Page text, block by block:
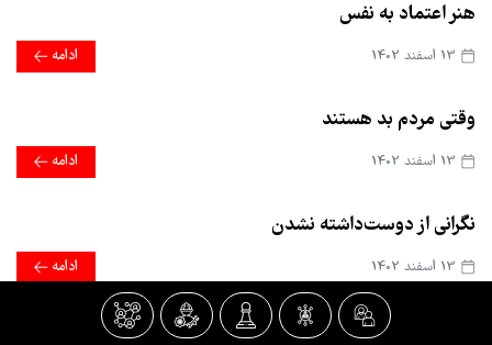
هنر اعتماد به نفس
ادامه
وقتی مردم بد هستند
ادامه
نگرانی از دوست‌داشته نشدن
ادامه